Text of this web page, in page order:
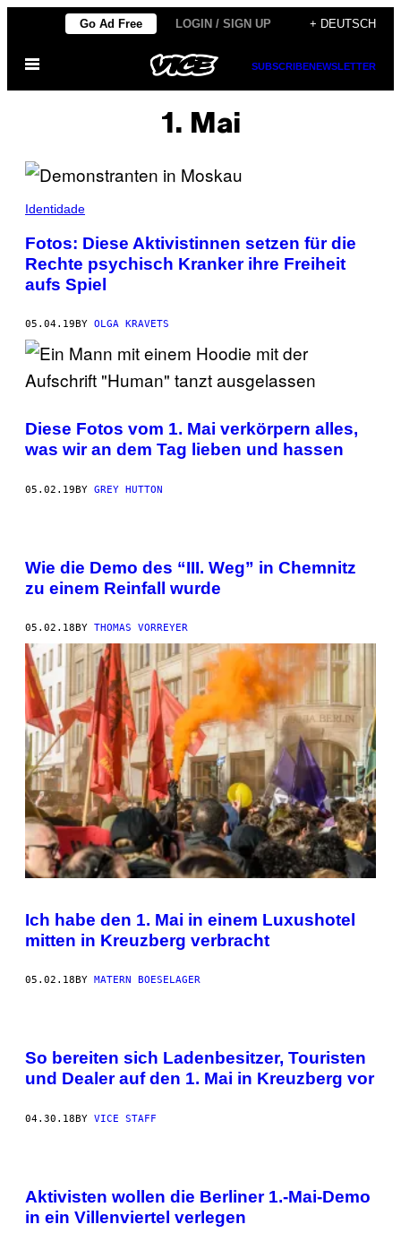
content
Go Ad Free LOGIN / SIGN UP + DEUTSCH
Open
SUBSCRIBENEWSLETTER
1. Mai
Identidade
Fotos: Diese Aktivistinnen setzen für die
Rechte psychisch Kranker ihre Freiheit
aufs Spiel
05.04.19 BY OLGA KRAVETS
Diese Fotos vom 1. Mai verkörpern alles,
was wir an dem Tag lieben und hassen
05.02.19BY GREY HUTTON
Wie die Demo des “III. Weg” in Chemnitz
zu einem Reinfall wurde
05.02.18 BY THOMAS VORREYER
Ich habe den 1. Mai in einem Luxushotel
mitten in Kreuzberg verbracht
05.02.18 BY MATERN BOESELAGER
So bereiten sich Ladenbesitzer, Touristen
und Dealer auf den 1. Mai in Kreuzberg vor
04.30.18BY VICE STAFF
Aktivisten wollen die Berliner 1.-Mai-Demo
in ein Villenviertel verlegen